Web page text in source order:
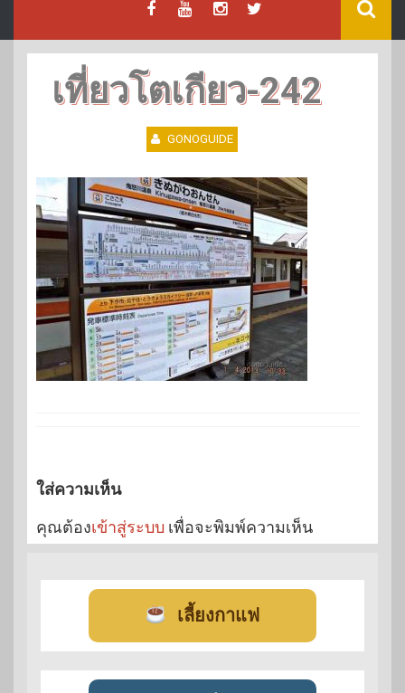
เที่ยวโตเกียว-242
GONOGUIDE
ใส่ความเห็น
คุณต้องเข้าสู่ระบบ เพื่อจะพิมพ์ความเห็น
เลี้ยงกาแฟ